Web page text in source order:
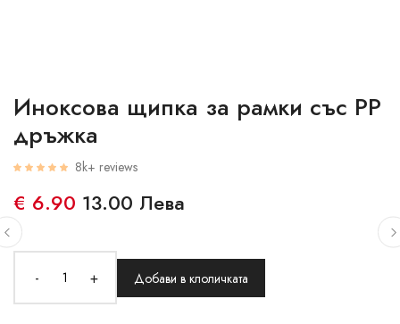
Иноксова щипка за рамки със РР
дръжка
8k+ reviews
€ 6.90 13.00 Лева
- + Добави в клоличката